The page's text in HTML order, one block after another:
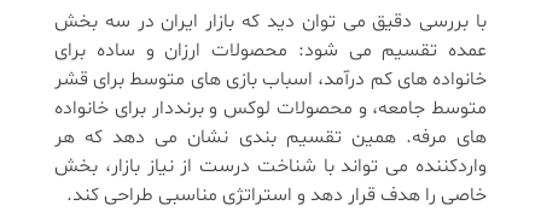
با بررسی دقیق می توان دید که بازار ایران در سه بخش
عمده تقسیم می شود: محصولات ارزان و ساده برای
خانواده های کم درآمد، اسباب بازی های متوسط برای قشر
متوسط جامعه، و محصولات لوکس و برنددار برای خانواده
های مرفه. همین تقسیم بندی نشان می دهد که هر
واردکننده می تواند با شناخت درست از نیاز بازار، بخش
خاصی را هدف قرار دهد و استراتژی مناسبی طراحی کند.